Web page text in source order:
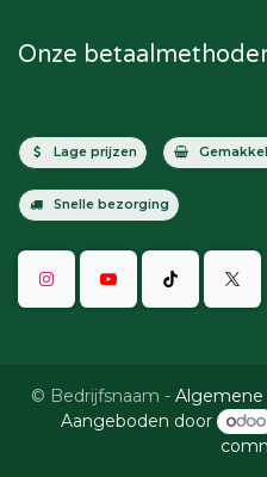
Onze
Lage prijzen
Snelle bezorging
© Bedrijfsnaam - Algemene
Aangeboden door